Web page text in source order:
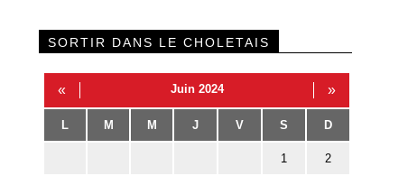
SORTIR DANS LE CHOLETAIS
« Juin 2024 »
L M M J V S D
1 2